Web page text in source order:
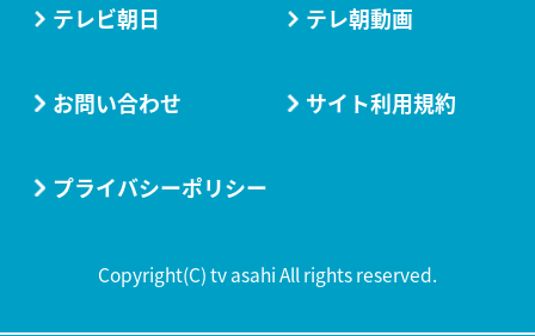
テレビ朝日 テレ朝動画
お問い合わせ サイト利用規約
プライバシーポリシー
Copyright(C) tv asahi All rights reserved.